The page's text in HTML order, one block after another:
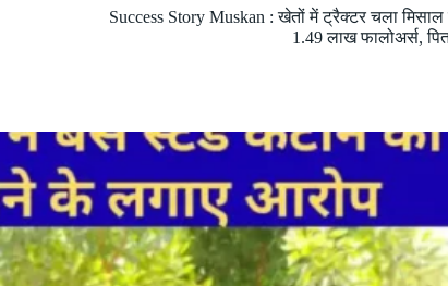
Success Story Muskan : खेतों में ट्रैक्टर चला मिसाल
1.49 लाख फालोअर्स,